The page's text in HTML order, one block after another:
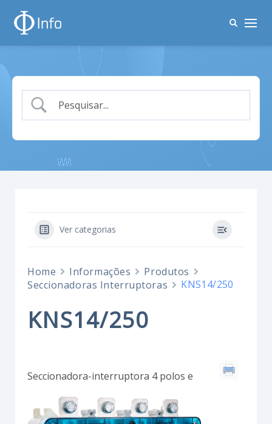
Ver categorias
Home Informações
Produtos
Seccionadoras Interruptoras
KNS14/250
KNS14/250
Seccionadora-interruptora 4 polos e